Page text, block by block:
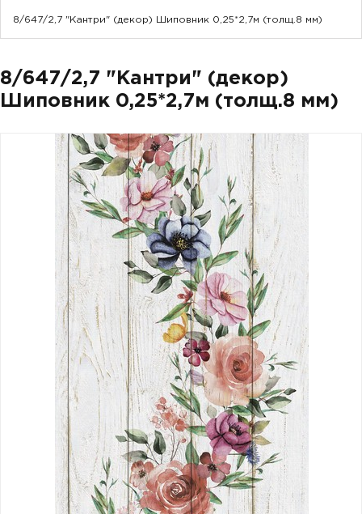
8/647/2,7 "Кантри" (декор) Шиповник 0,25*2,7м (толщ.8 мм)
8/647/2,7 "Кантри" (декор)
Шиповник 0,25*2,7м (толщ.8 мм)